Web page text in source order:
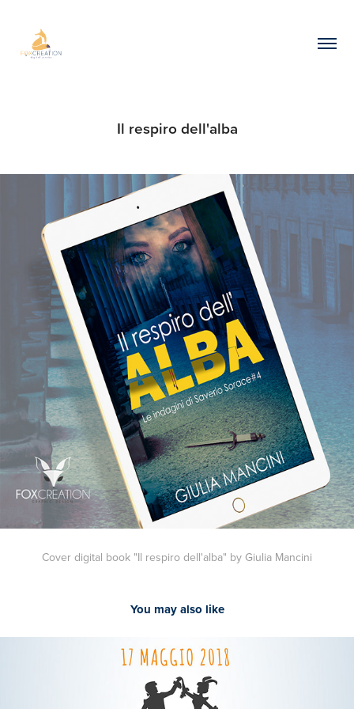
Il respiro dell'alba
Cover digital book "Il respiro dell'alba" by Giulia Mancini
You may also like